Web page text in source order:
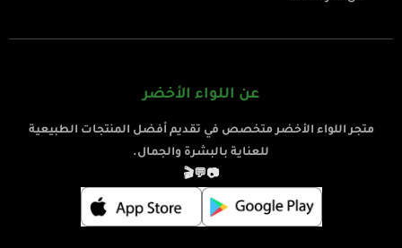
عن اللواء الأخضر
متجر اللواء الأخضر متخصص في تقديم أفضل المنتجات الطبيعية
للعناية بالبشرة والجمال.
📷
💬
🎬